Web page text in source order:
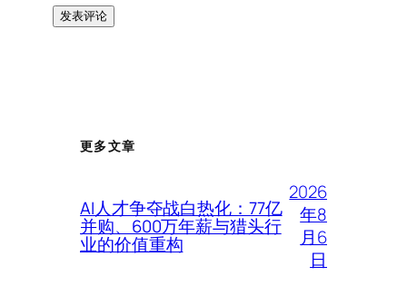
更多文章
AI人才争夺战白热化：77亿
并购、600万年薪与猎头行
业的价值重构
2026
年8
月6
日